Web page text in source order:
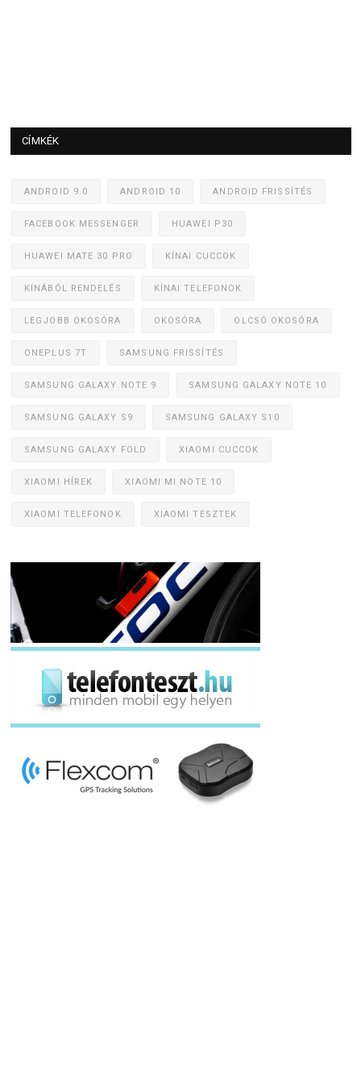
CÍMKÉK
ANDROID 9.0 ANDROID 10 ANDROID FRISSÍTÉS
FACEBOOK MESSENGER HUAWEI P30
HUAWEI MATE 30 PRO KÍNAI CUCCOK
KÍNÁBÓL RENDELÉS KÍNAI TELEFONOK
LEGJOBB OKOSÓRA OKOSÓRA OLCSÓ OKOSÓRA
ONEPLUS 7T SAMSUNG FRISSÍTÉS
SAMSUNG GALAXY NOTE 9 SAMSUNG GALAXY NOTE 10
SAMSUNG GALAXY S9 SAMSUNG GALAXY S10
SAMSUNG GALAXY FOLD XIAOMI CUCCOK
XIAOMI HÍREK XIAOMI MI NOTE 10
XIAOMI TELEFONOK XIAOMI TESZTEK